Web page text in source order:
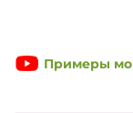
Примеры